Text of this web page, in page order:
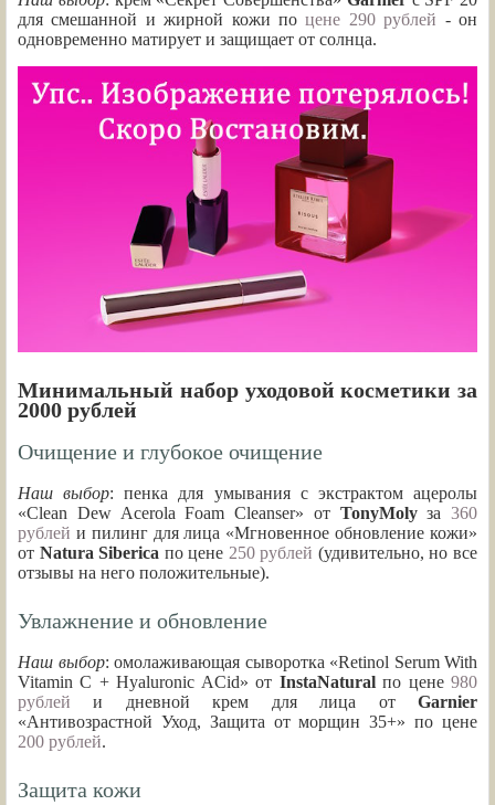
для смешанной и жирной кожи поцене 290 рублей - он
одновременно матирует и защищает от солнца.
Минимальный набор уходовой косметики за
2000 рублей
Очищение и глубокое очищение
Наш выбор: пенка для умывания с экстрактом ацеролы
«Clean Dew Acerola Foam Cleanser» от TonyMolyза 360
рублей и пилинг для лица «Мгновенное обновление кожи»
от Natura Siberica по цене 250 рублей (удивительно, но все
отзывы на него положительные).
Увлажнение и обновление
Наш выбор: омолаживающая сыворотка «Retinol Serum With
Vitamin C + Hyaluronic ACid» от InstaNaturalпо цене980
рублей и дневной крем для лица от Garnier
«Антивозрастной Уход, Защита от морщин 35+» по цене
200 рублей.
Защита кожи